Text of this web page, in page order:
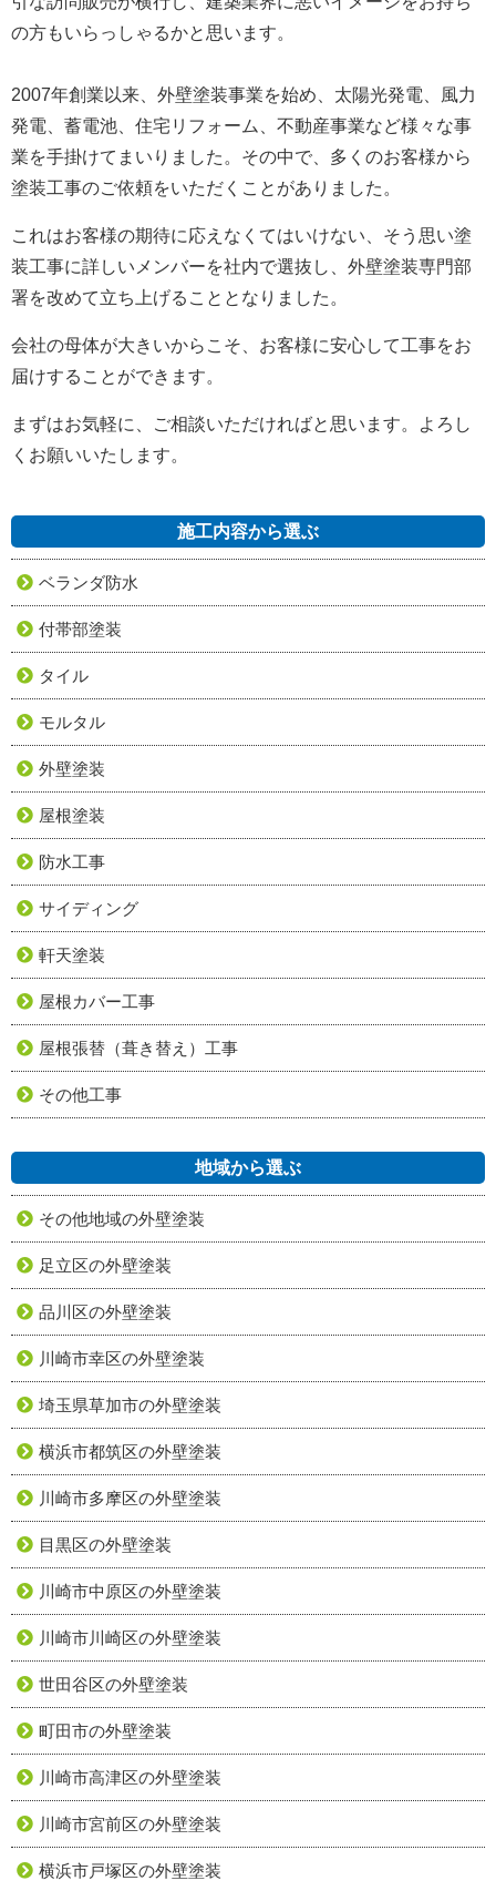
の方もいらっしゃるかと思います。
2007年創業以来、外壁塗装事業を始め、太陽光発電、風力
発電、蓄電池、住宅リフォーム、不動産事業など様々な事
業を手掛けてまいりました。 その中で、多くのお客様から
塗装工事のご依頼をいただくことがありました。
これはお客様の期待に応えなくてはいけない、そう思い塗
装工事に詳しいメンバーを社内で選抜し、外壁塗装専門部
署を改めて立ち上げることとなりました。
会社の母体が大きいからこそ、お客様に安心して工事をお
届けすることができます。
まずはお気軽に、ご相談いただければと思います。よろし
くお願いいたします。
施工内容から選ぶ
ベランダ防水
付帯部塗装
タイル
モルタル
外壁塗装
屋根塗装
防水工事
サイディング
軒天塗装
屋根カバー工事
屋根張替（葺き替え）工事
その他工事
地域から選ぶ
その他地域の外壁塗装
足立区の外壁塗装
品川区の外壁塗装
川崎市幸区の外壁塗装
埼玉県草加市の外壁塗装
横浜市都筑区の外壁塗装
川崎市多摩区の外壁塗装
目黒区の外壁塗装
川崎市中原区の外壁塗装
川崎市川崎区の外壁塗装
世田谷区の外壁塗装
町田市の外壁塗装
川崎市高津区の外壁塗装
川崎市宮前区の外壁塗装
横浜市戸塚区の外壁塗装